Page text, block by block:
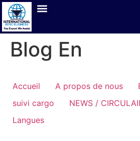
Blog En
Accueil A propos de nous
suivi cargo
NEWS /
Langues